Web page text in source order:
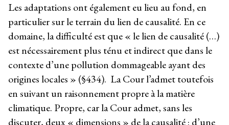
Les adaptations ont également eu lieu au fond, en
particulier sur le terrain du lien de causalité. En ce
domaine, la difficulté est que « le lien de causalité (…)
est nécessairement plus ténu et indirect que dans le
contexte d’une pollution dommageable ayant des
origines locales » (§434). La Cour l’admet toutefois
en suivant un raisonnement propre à la matière
climatique. Propre, car la Cour admet, sans les
discuter, deux « dimensions » de la causalité : d’une